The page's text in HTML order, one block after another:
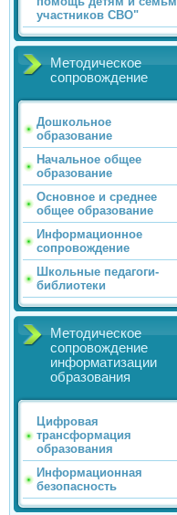
участников СВО"
Методическое
сопровождение
Дошкольное
образование
Начальное общее
образование
Основное и среднее
общее образование
Информационное
сопровождение
Школьные педагоги-
библиотеки
Методическое
сопровождение
информатизации
образования
Цифровая
трансформация
образования
Информационная
безопасность